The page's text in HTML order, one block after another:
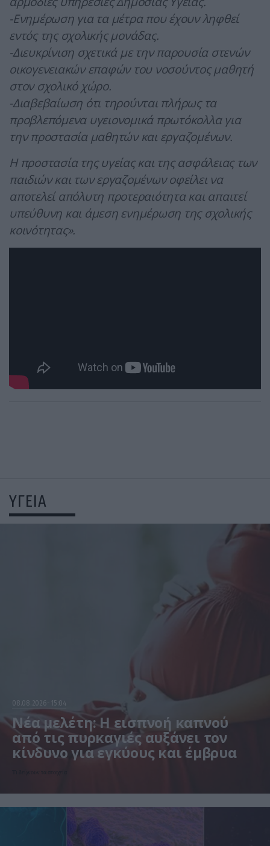
-Ενημέρωση για τα μέτρα που έχουν ληφθεί
εντός της σχολικής μονάδας.
-Διευκρίνιση σχετικά με την παρουσία στενών
οικογενειακών επαφών του νοσούντος μαθητή
στον σχολικό χώρο.
-Διαβεβαίωση ότι τηρούνται πλήρως τα
προβλεπόμενα υγειονομικά πρωτόκολλα για
την προστασία μαθητών και εργαζομένων.
Η προστασία της υγείας και της ασφάλειας των
παιδιών και των εργαζομένων οφείλει να
αποτελεί απόλυτη προτεραιότητα και απαιτεί
υπεύθυνη και άμεση ενημέρωση της σχολικής
κοινότητας».
ΥΓΕΙΑ
08.08.2026 15:04
Νέα μελέτη: Η εισπνοή καπνού
από τις πυρκαγιές αυξάνει τον
κίνδυνο για εγκύους και έμβρυα